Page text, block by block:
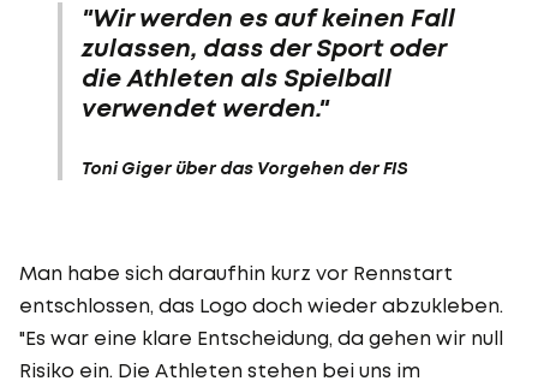
"Wir werden es auf keinen Fall
zulassen, dass der Sport oder
die Athleten als Spielball
verwendet werden."
Toni Giger über das Vorgehen der FIS
Man habe sich daraufhin kurz vor Rennstart
entschlossen, das Logo doch wieder abzukleben.
"Es war eine klare Entscheidung, da gehen wir null
Risiko ein. Die Athleten stehen bei uns im